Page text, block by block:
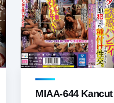
MIAA-644 Kancut